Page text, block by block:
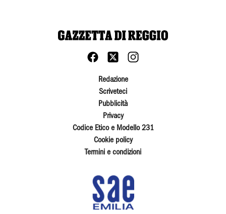
Redazione
Scriveteci
Pubblicità
Privacy
Codice Etico e Modello 231
Cookie policy
Termini e condizioni